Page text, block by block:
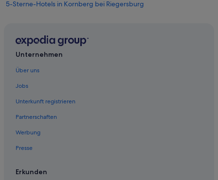
5-Sterne-Hotels in Kornberg bei Riegersburg
Ferienwohnungen in Edelsbach bei Feldbach
Aparthotels in Feldbach
B&B in Feldbach
Gasthäuser in Feldbach
Familien in Feldbach
Unternehmen
Über uns
Jobs
Unterkunft registrieren
Partnerschaften
Werbung
Presse
Erkunden